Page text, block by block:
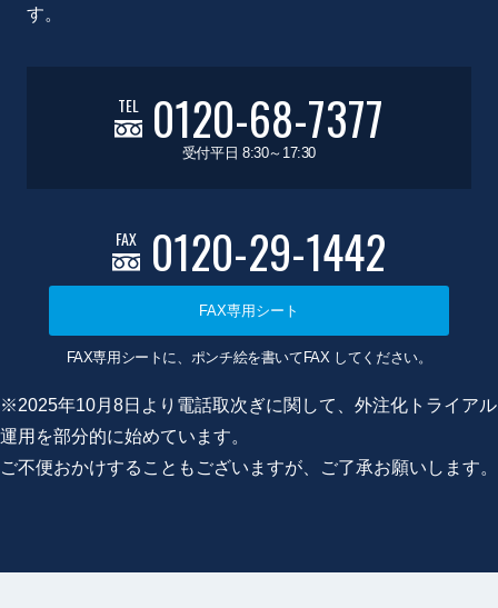
す。
TEL 0120-68-7377
受付平日 8:30～17:30
FAX 0120-29-1442
FAX専用シート
FAX専用シートに、ポンチ絵を書いてFAX してください。
※2025年10月8日より電話取次ぎに関して、外注化トライアル
運用を部分的に始めています。
ご不便おかけすることもございますが、ご了承お願いします。